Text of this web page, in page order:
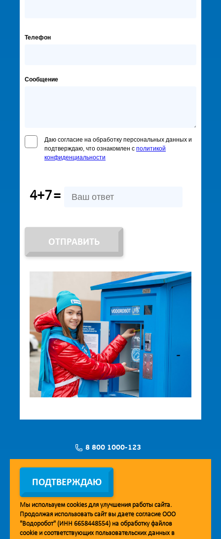
Телефон
Сообщение
Даю согласие на обработку персональных данных и
подтверждаю, что ознакомлен с политикой
конфиденциальности
4+7=
ОТПРАВИТЬ
8 800 1000-123
Заявка на установку
Мобильное приложение Vodorobot
ПОДТВЕРЖДАЮ
Мы используем cookiesдля улучшения работы сайта.
Продолжая использовать сайт вы даете согласие ООО
"Водоробот" (ИНН 6658448554) на обработку файлов
cookie и соответствующих пользовательских данных в